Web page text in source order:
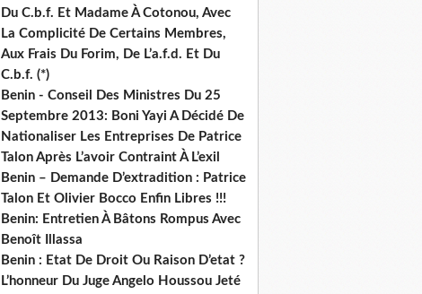
Du C.b.f. Et Madame À Cotonou, Avec
La Complicité De Certains Membres,
Aux Frais Du Forim, De L’a.f.d. Et Du
C.b.f. (*)
Benin - Conseil Des Ministres Du 25
Septembre 2013: Boni Yayi A Décidé De
Nationaliser Les Entreprises De Patrice
Talon Après L’avoir Contraint À L’exil
Benin – Demande D’extradition : Patrice
Talon Et Olivier Bocco Enfin Libres !!!
Benin: Entretien À Bâtons Rompus Avec
Benoît Illassa
Benin : Etat De Droit Ou Raison D’etat ?
L’honneur Du Juge Angelo Houssou Jeté